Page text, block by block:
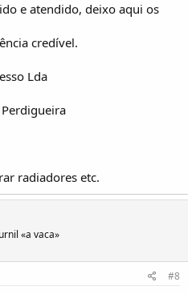
e atendido, deixo aqui os
credível.
Lda
radiadores etc.
«a vaca»
#8